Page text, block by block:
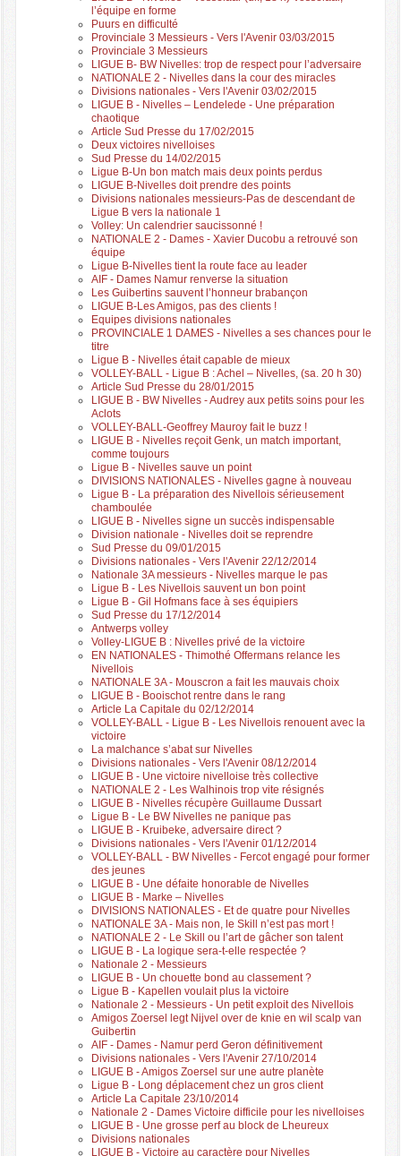
l’équipe en forme
Puurs en difficulté
Provinciale 3 Messieurs - Vers l'Avenir 03/03/2015
Provinciale 3 Messieurs
LIGUE B- BW Nivelles: trop de respect pour l’adversaire
NATIONALE 2 - Nivelles dans la cour des miracles
Divisions nationales - Vers l'Avenir 03/02/2015
LIGUE B - Nivelles – Lendelede - Une préparation
chaotique
Article Sud Presse du 17/02/2015
Deux victoires nivelloises
Sud Presse du 14/02/2015
Ligue B-Un bon match mais deux points perdus
LIGUE B-Nivelles doit prendre des points
Divisions nationales messieurs-Pas de descendant de
Ligue B vers la nationale 1
Volley: Un calendrier saucissonné !
NATIONALE 2 - Dames - Xavier Ducobu a retrouvé son
équipe
Ligue B-Nivelles tient la route face au leader
AIF - Dames Namur renverse la situation
Les Guibertins sauvent l’honneur brabançon
LIGUE B-Les Amigos, pas des clients !
Equipes divisions nationales
PROVINCIALE 1 DAMES - Nivelles a ses chances pour le
titre
Ligue B - Nivelles était capable de mieux
VOLLEY-BALL - Ligue B : Achel – Nivelles, (sa. 20 h 30)
Article Sud Presse du 28/01/2015
LIGUE B - BW Nivelles - Audrey aux petits soins pour les
Aclots
VOLLEY-BALL-Geoffrey Mauroy fait le buzz !
LIGUE B - Nivelles reçoit Genk, un match important,
comme toujours
Ligue B - Nivelles sauve un point
DIVISIONS NATIONALES - Nivelles gagne à nouveau
Ligue B - La préparation des Nivellois sérieusement
chamboulée
LIGUE B - Nivelles signe un succès indispensable
Division nationale - Nivelles doit se reprendre
Sud Presse du 09/01/2015
Divisions nationales - Vers l'Avenir 22/12/2014
Nationale 3A messieurs - Nivelles marque le pas
Ligue B - Les Nivellois sauvent un bon point
Ligue B - Gil Hofmans face à ses équipiers
Sud Presse du 17/12/2014
Antwerps volley
Volley-LIGUE B : Nivelles privé de la victoire
EN NATIONALES - Thimothé Offermans relance les
Nivellois
NATIONALE 3A - Mouscron a fait les mauvais choix
LIGUE B - Booischot rentre dans le rang
Article La Capitale du 02/12/2014
VOLLEY-BALL - Ligue B - Les Nivellois renouent avec la
victoire
La malchance s’abat sur Nivelles
Divisions nationales - Vers l'Avenir 08/12/2014
LIGUE B - Une victoire nivelloise très collective
NATIONALE 2 - Les Walhinois trop vite résignés
LIGUE B - Nivelles récupère Guillaume Dussart
Ligue B - Le BW Nivelles ne panique pas
LIGUE B - Kruibeke, adversaire direct ?
Divisions nationales - Vers l'Avenir 01/12/2014
VOLLEY-BALL - BW Nivelles - Fercot engagé pour former
des jeunes
LIGUE B - Une défaite honorable de Nivelles
LIGUE B - Marke – Nivelles
DIVISIONS NATIONALES - Et de quatre pour Nivelles
NATIONALE 3A - Mais non, le Skill n’est pas mort !
NATIONALE 2 - Le Skill ou l’art de gâcher son talent
LIGUE B - La logique sera-t-elle respectée ?
Nationale 2 - Messieurs
LIGUE B - Un chouette bond au classement ?
Ligue B - Kapellen voulait plus la victoire
Nationale 2 - Messieurs - Un petit exploit des Nivellois
Amigos Zoersel legt Nijvel over de knie en wil scalp van
Guibertin
AIF - Dames - Namur perd Geron définitivement
Divisions nationales - Vers l'Avenir 27/10/2014
LIGUE B - Amigos Zoersel sur une autre planète
Ligue B - Long déplacement chez un gros client
Article La Capitale 23/10/2014
Nationale 2 - Dames Victoire difficile pour les nivelloises
LIGUE B - Une grosse perf au block de Lheureux
Divisions nationales
LIGUE B - Victoire au caractère pour Nivelles